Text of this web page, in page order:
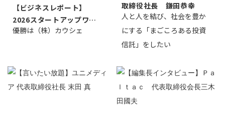
【ビジネスレポート】
2026スタートアップワー
ルドカップ東京
優勝は（株）カウシェ
取締役社長 鎌田恭幸
人と人を結び、社会を豊か
にする「まごころある投資
信託」をしたい